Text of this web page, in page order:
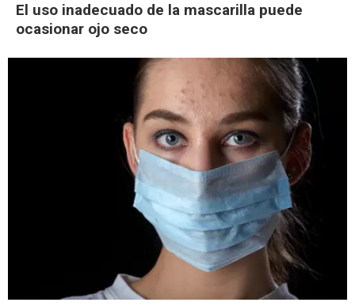
El uso inadecuado de la mascarilla puede
ocasionar ojo seco